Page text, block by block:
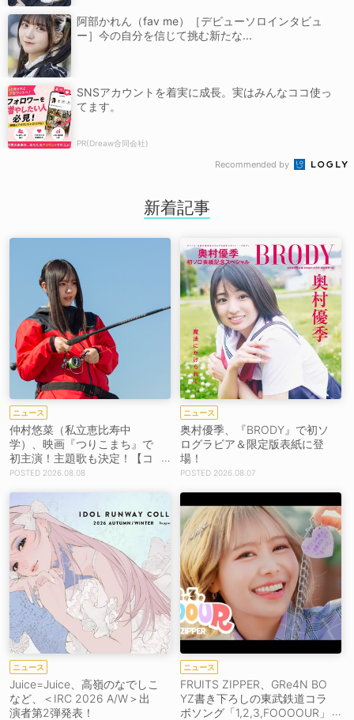
阿部かれん（fav me）［デビューソロインタビュ
ー］今の自分を信じて挑む新たな...
SNSアカウントを着実に成長。実はみんなココ使っ
てます。
PR(Dreaw合同会社)
Recommended by
新着記事
ニュース
仲村悠菜（私立恵比寿中
学）、映画『つりこまち』で
初主演！主題歌も決定！【コ
メントあり】
2026.08.08
ニュース
奥村優季、『BRODY』で初ソ
ログラビア＆限定版表紙に登
場！
2026.08.07
ニュース
Juice=Juice、高嶺のなでしこ
など、＜IRC 2026 A/W＞出
演者第2弾発表！
ニュース
FRUITS ZIPPER、GRe4N BO
YZ書き下ろしの東武鉄道コラ
ボソング「1,2,3,FOOOOUR」